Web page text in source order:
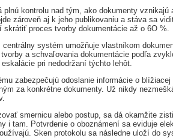
plnú kontrolu nad tým, ako dokumenty vznikajú
zároveň aj k jeho publikovaniu a stáva sa
proces tvorby dokumentácie až o 6O %.
systém umožňuje vlastníkom
a schvaľovania dokumentácie podľa
pri nedodržaní týchto lehôt.
zabezpečujú odoslanie informácie o
za konkrétne dokumenty. Už nikdy
smernicu alebo postup, sa dá okamžite
i tam. Potvrdenie o oboznámení sa eviduje
Sken protokolu sa následne uloží do